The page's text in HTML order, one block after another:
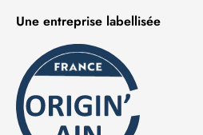
Une entreprise labellisée